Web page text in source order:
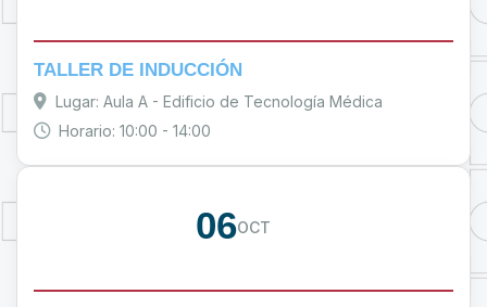
TALLER DE INDUCCIÓN
Lugar: Aula A - Edificio de Tecnología Médica
Horario: 10:00 - 14:00
06OCT